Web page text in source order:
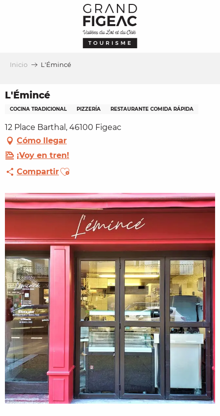
Inicio L'Émincé
L'Émincé
COCINA TRADICIONAL PIZZERÍA RESTAURANTE COMIDA RÁPIDA
12 Place Barthal, 46100 Figeac
Cómo llegar
¡Voy en tren!
CompartirAjouter aux favoris